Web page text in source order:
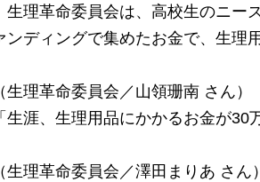
生理革命委員会は、高校生のニー
ンディングで集めたお金で、生理
（生理革命委員会／山領珊南 さん）
「生涯、生理用品にかかるお金が30
（生理革命委員会／澤田まりあ さん）